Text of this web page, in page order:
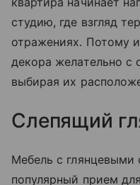
студию, где взгляд
отражениях. Потому
декора желательно с
выбирая их
Слепящий
Мебель с
популярный прием